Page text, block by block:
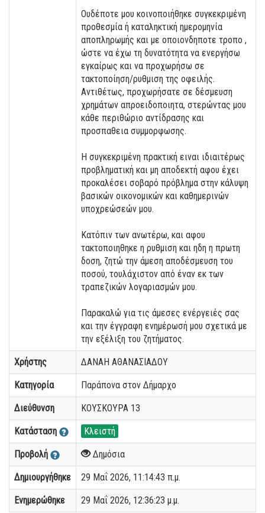
Ουδέποτε μου κοινοποιήθηκε συγκεκριμένη
προθεσμία ή καταληκτική ημερομηνία
αποπληρωμής και με οποιονδηποτε τροπο ,
ώστε να έχω τη δυνατότητα να ενεργήσω
εγκαίρως και να προχωρήσω σε
τακτοποίηση/ρυθμιση της οφειλής.
Αντιθέτως, προχωρήσατε σε δέσμευση
χρημάτων απροειδοποιητα, στερώντας μου
κάθε περιθώριο αντίδρασης και
προσπαθεια συμμορφωσης.
Η συγκεκριμένη πρακτική ειναι ιδιαιτέρως
προβληματική και μη αποδεκτή αφου έχει
προκαλέσει σοβαρό πρόβλημα στην κάλυψη
βασικών οικονομικών και καθημερινών
υποχρεώσεών μου.
Κατόπιν των ανωτέρω, και αφου
τακτοποιηθηκε η ρυθμιση και ηδη η πρωτη
δοση, ζητώ την άμεση αποδέσμευση του
ποσού, τουλάχιστον από έναν εκ των
τραπεζικών λογαριασμών μου.
Παρακαλώ για τις άμεσες ενέργειές σας
και την έγγραφη ενημέρωσή μου σχετικά με
την εξέλιξη του ζητήματος.
Χρήστης ΔΑΝΑΗ ΑΘΑΝΑΣΙΑΔΟΥ
Κατηγορία Παράπονα στον Δήμαρχο
Διεύθυνση ΚΟΥΣΚΟΥΡΑ 13
Κατάσταση Κλειστή
Προβολή Δημόσια
Δημιουργήθηκε 29 Μαΐ 2026, 11:14:43 π.μ.
Ενημερώθηκε 29 Μαΐ 2026, 12:36:23 μ.μ.